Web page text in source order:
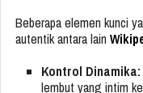
Beberapa elemen kunci
autentik antara lain
Kontrol Dinamika:
lembut yang intim